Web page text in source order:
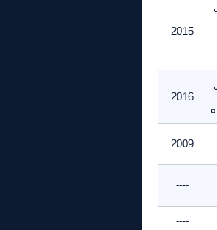
2015
2016
2009
----
----